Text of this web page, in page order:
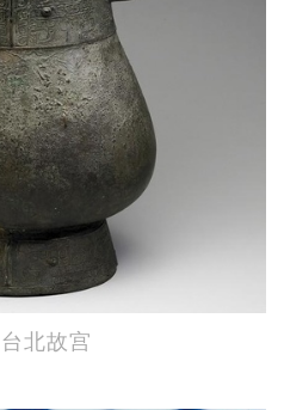
北故宫